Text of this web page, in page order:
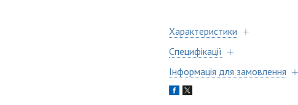
Характеристики
Специфікації
Інформація для замовлення